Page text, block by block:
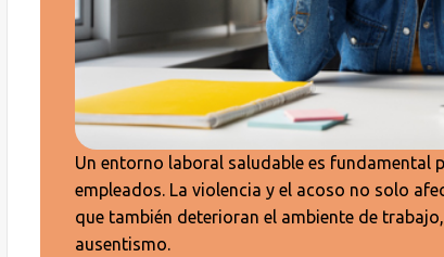
Un entorno laboral saludable es fundamental
empleados. La violencia y el acoso no solo
que también deterioran el ambiente de
ausentismo.